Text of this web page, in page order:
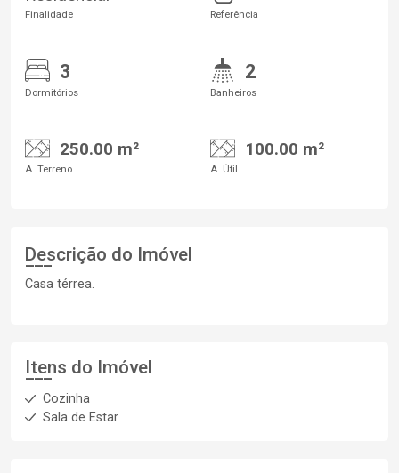
Finalidade Referência
3
Dormitórios
2
Banheiros
250.00 m²
A. Terreno
100.00 m²
A. Útil
Descrição do Imóvel
Casa térrea.
Itens do Imóvel
Cozinha
Sala de Estar